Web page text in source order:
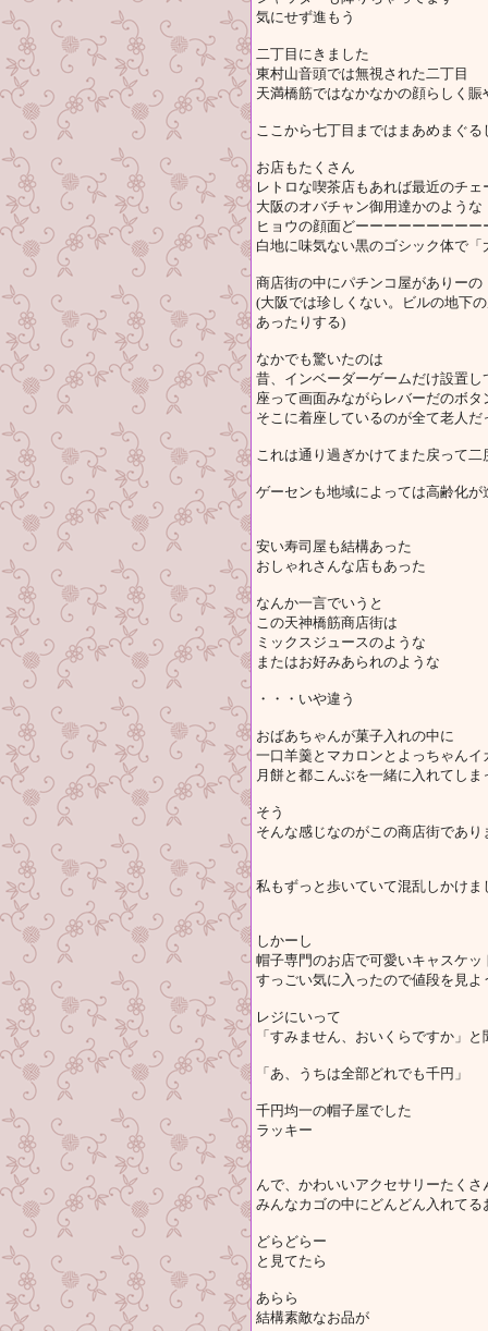
気にせず進もう
二丁目にきました
東村山音頭では無視された二丁目
天満橋筋ではなかなかの顔らしく賑
ここから七丁目まではまあめまぐる
お店もたくさん
レトロな喫茶店もあれば最近のチ
大阪のオバチャン御用達かのような
ヒョウの顔面どーーーーーーーー
白地に味気ない黒のゴシック体で
商店街の中にパチンコ屋がありーの
(大阪では珍しくない。ビルの地下
あったりする)
なかでも驚いたのは
昔、インベーダーゲームだけ設置
座って画面みながらレバーだのボ
そこに着座しているのが全て老人だ
これは通り過ぎかけてまた戻って二
ゲーセンも地域によっては高齢化が
安い寿司屋も結構あった
おしゃれさんな店もあった
なんか一言でいうと
この天神橋筋商店街は
ミックスジュースのような
またはお好みあられのような
・・・いや違う
おばあちゃんが菓子入れの中に
一口羊羹とマカロンとよっちゃん
月餅と都こんぶを一緒に入れてしま
そう
そんな感じなのがこの商店街であり
私もずっと歩いていて混乱しかけま
しかーし
帽子専門のお店で可愛いキャスケッ
すっごい気に入ったので値段を見
レジにいって
「すみません、おいくらですか」と
「あ、うちは全部どれでも千円」
千円均一の帽子屋でした
ラッキー
んで、かわいいアクセサリーたくさ
みんなカゴの中にどんどん入れてる
どらどらー
と見てたら
あらら
結構素敵なお品が